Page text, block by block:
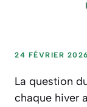
24 FÉVRIER 2026
La question
chaque hiver